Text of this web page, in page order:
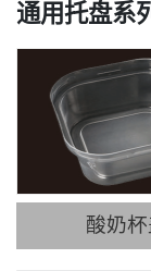
通用托盘系
酸奶